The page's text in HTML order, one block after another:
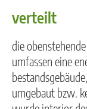
verteilt
die
umfassen eine
umgebaut bzw.